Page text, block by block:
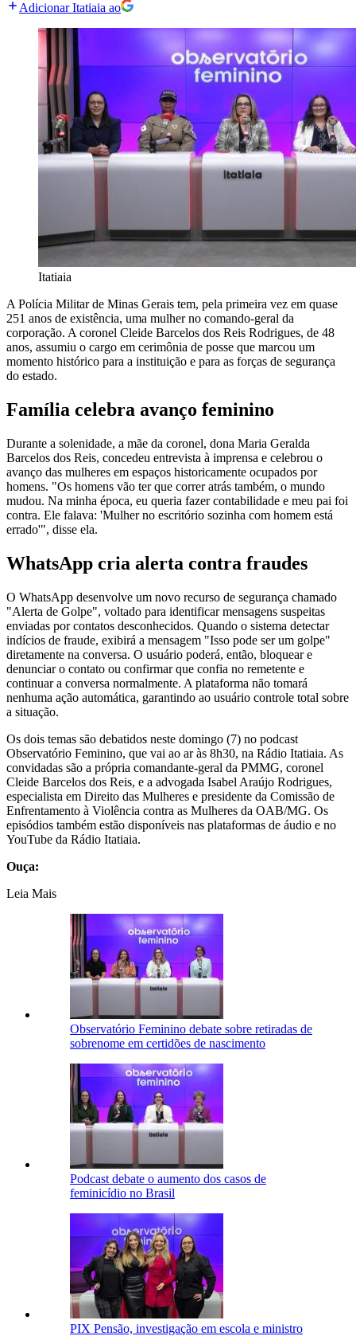
Adicionar Itatiaia ao
Itatiaia
A Polícia Militar de Minas Gerais tem, pela primeira vez em quase
251 anos de existência, uma mulher no comando-geral da
corporação. A coronel Cleide Barcelos dos Reis Rodrigues, de 48
anos, assumiu o cargo em cerimônia de posse que marcou um
momento histórico para a instituição e para as forças de segurança
do estado.
Família celebra avanço feminino
Durante a solenidade, a mãe da coronel, dona Maria Geralda
Barcelos dos Reis, concedeu entrevista à imprensa e celebrou o
avanço das mulheres em espaços historicamente ocupados por
homens. "Os homens vão ter que correr atrás também, o mundo
mudou. Na minha época, eu queria fazer contabilidade e meu pai foi
contra. Ele falava: 'Mulher no escritório sozinha com homem está
errado'", disse ela.
WhatsApp cria alerta contra fraudes
O WhatsApp desenvolve um novo recurso de segurança chamado
"Alerta de Golpe", voltado para identificar mensagens suspeitas
enviadas por contatos desconhecidos. Quando o sistema detectar
indícios de fraude, exibirá a mensagem "Isso pode ser um golpe"
diretamente na conversa. O usuário poderá, então, bloquear e
denunciar o contato ou confirmar que confia no remetente e
continuar a conversa normalmente. A plataforma não tomará
nenhuma ação automática, garantindo ao usuário controle total sobre
a situação.
Os dois temas são debatidos neste domingo (7) no podcast
Observatório Feminino, que vai ao ar às 8h30, na Rádio Itatiaia. As
convidadas são a própria comandante-geral da PMMG, coronel
Cleide Barcelos dos Reis, e a advogada Isabel Araújo Rodrigues,
especialista em Direito das Mulheres e presidente da Comissão de
Enfrentamento à Violência contra as Mulheres da OAB/MG. Os
episódios também estão disponíveis nas plataformas de áudio e no
YouTube da Rádio Itatiaia.
Ouça:
Leia Mais
Observatório Feminino debate sobre retiradas de
sobrenome em certidões de nascimento
Podcast debate o aumento dos casos de
feminicídio no Brasil
PIX Pensão, investigação em escola e ministro